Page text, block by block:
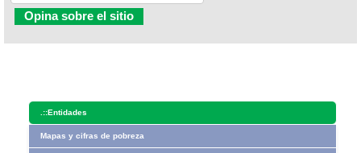
Opina sobre el sitio
.::Entidades
Mapas y cifras de pobreza